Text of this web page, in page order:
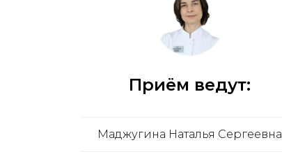
Приём ведут:
Маджугина Наталья Сергеевна